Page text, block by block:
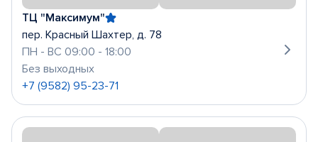
ТЦ "Максимум"
пер. Красный Шахтер, д. 78
ПН - ВС 09:00 - 18:00
Без выходных
+7 (9582) 95-23-71